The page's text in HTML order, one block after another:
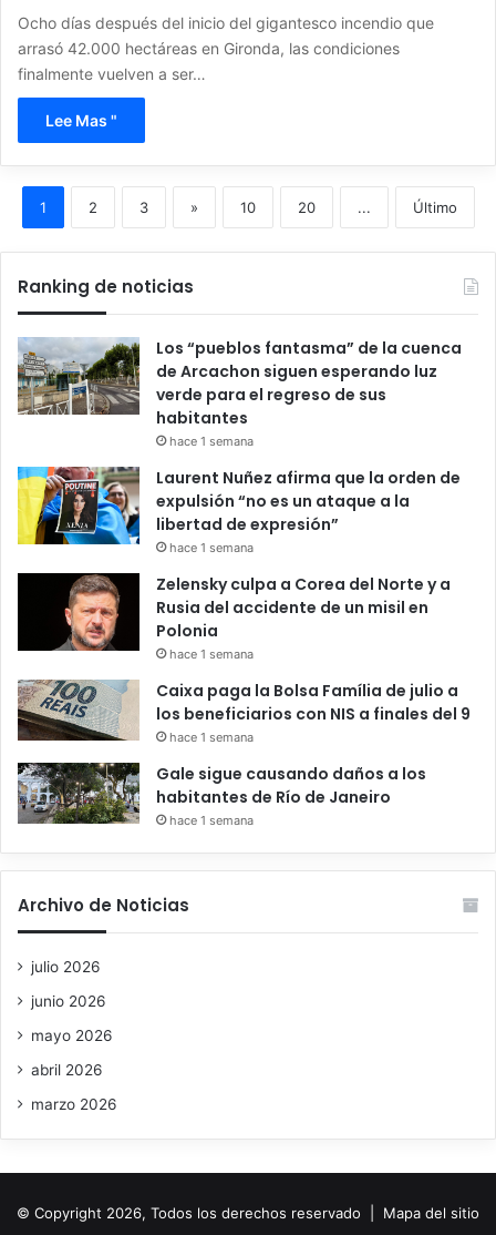
Ocho días después del inicio del gigantesco incendio que
arrasó 42.000 hectáreas en Gironda, las condiciones
finalmente vuelven a ser…
Lee Mas "
1 2 3 » 10 20 ... Último
Ranking de noticias
Los “pueblos fantasma” de la cuenca
de Arcachon siguen esperando luz
verde para el regreso de sus
habitantes
hace 1 semana
Laurent Nuñez afirma que la orden de
expulsión “no es un ataque a la
libertad de expresión”
hace 1 semana
Zelensky culpa a Corea del Norte y a
Rusia del accidente de un misil en
Polonia
hace 1 semana
Caixa paga la Bolsa Família de julio a
los beneficiarios con NIS a finales del 9
hace 1 semana
Gale sigue causando daños a los
habitantes de Río de Janeiro
hace 1 semana
Archivo de Noticias
julio 2026
junio 2026
mayo 2026
abril 2026
marzo 2026
© Copyright 2026, Todos los derechos reservado | Mapa del sitio